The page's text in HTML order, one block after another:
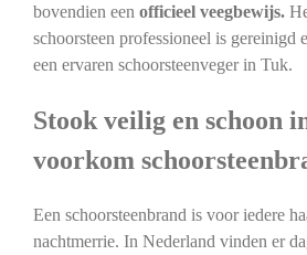
bovendien een officieel veegbewijs.
schoorsteen professioneel is gereinigd
een ervaren schoorsteenveger in Tuk.
Stook veilig en schoon
voorkom
Een schoorsteenbrand is voor iedere
nachtmerrie. In Nederland vinden er